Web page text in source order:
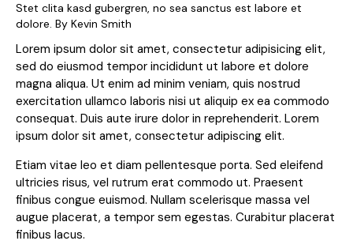
Stet clita kasd gubergren, no sea sanctus est labore et
dolore. By Kevin Smith
Lorem ipsum dolor sit amet, consectetur adipisicing elit,
sed do eiusmod tempor incididunt ut labore et dolore
magna aliqua. Ut enim ad minim veniam, quis nostrud
exercitation ullamco laboris nisi ut aliquip ex ea commodo
consequat. Duis aute irure dolor in reprehenderit. Lorem
ipsum dolor sit amet, consectetur adipiscing elit.
Etiam vitae leo et diam pellentesque porta. Sed eleifend
ultricies risus, vel rutrum erat commodo ut. Praesent
finibus congue euismod. Nullam scelerisque massa vel
augue placerat, a tempor sem egestas. Curabitur placerat
finibus lacus.